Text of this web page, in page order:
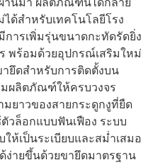
ผ่านมา ผลิตภัณฑ์นี้ได้กลาย
ด้สำหรับเทคโนโลยีโรง
การเพิ่มรุ่นขนาดกะทัดรัดยิ่ง
พร้อมด้วยอุปกรณ์เสริมใหม่
ายึดสำหรับการติดตั้งบน
มผลิตภัณฑ์ให้ครบวงจร
ยาวของสายกระดูกงูที่ยืด
วล็อกแบบฟันเฟือง ระบบ
ห้เป็นระเบียบและสม่ำเสมอ
ง่ายขึ้นด้วยขายึดมาตรฐาน